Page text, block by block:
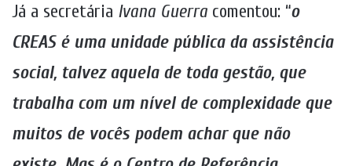
Já a secretária Ivana Guerra comentou: “o
CREAS é uma unidade pública da assistência
social, talvez aquela de toda gestão, que
trabalha com um nível de complexidade que
muitos de vocês podem achar que não